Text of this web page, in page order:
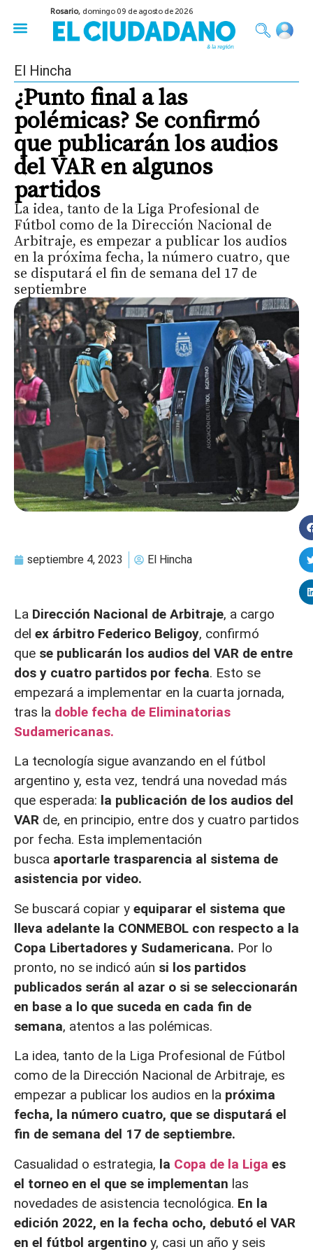
Rosario, domingo 09 de agosto de 2026
El Hincha
¿Punto final a las
polémicas? Se confirmó
que publicarán los audios
del VAR en algunos
partidos
La idea, tanto de la Liga Profesional de
Fútbol como de la Dirección Nacional de
Arbitraje, es empezar a publicar los audios
en la próxima fecha, la número cuatro, que
se disputará el fin de semana del 17 de
septiembre
septiembre 4, 2023 El Hincha
La Dirección Nacional de Arbitraje, a cargo
del ex árbitro Federico Beligoy, confirmó
que se publicarán los audios del VAR de entre
dos y cuatro partidos por fecha. Esto se
empezará a implementar en la cuarta jornada,
tras la doble fecha de Eliminatorias
Sudamericanas.
La tecnología sigue avanzando en el fútbol
argentino y, esta vez, tendrá una novedad más
que esperada: la publicación de los audios del
VAR de, en principio, entre dos y cuatro partidos
por fecha. Esta implementación
busca aportarle trasparencia al sistema de
asistencia por video.
Se buscará copiar y equiparar el sistema que
lleva adelante la CONMEBOL con respecto a la
Copa Libertadores y Sudamericana. Por lo
pronto, no se indicó aún si los partidos
publicados serán al azar o si se seleccionarán
en base a lo que suceda en cada fin de
semana, atentos a las polémicas.
La idea, tanto de la Liga Profesional de Fútbol
como de la Dirección Nacional de Arbitraje, es
empezar a publicar los audios en la próxima
fecha, la número cuatro, que se disputará el
fin de semana del 17 de septiembre.
Casualidad o estrategia, la Copa de la Liga es
el torneo en el que se implementan las
novedades de asistencia tecnológica. En la
edición 2022, en la fecha ocho, debutó el VAR
en el fútbol argentino y, casi un año y seis